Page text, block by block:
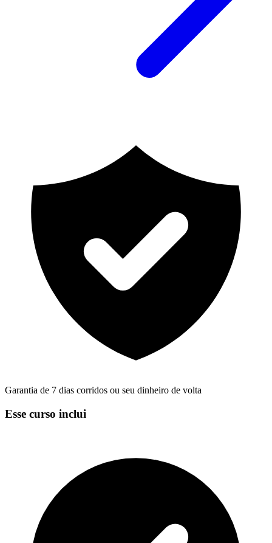
Garantia de 7 dias corridos ou seu dinheiro de volta
Esse curso inclui